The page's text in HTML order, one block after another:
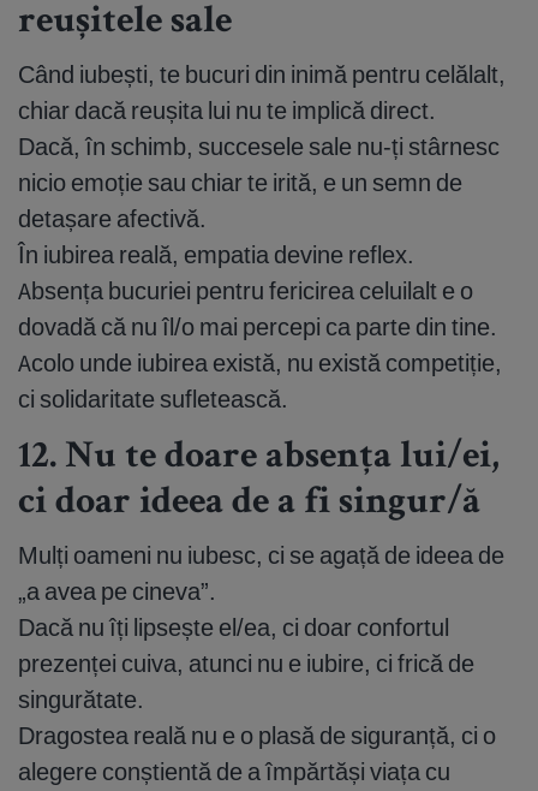
reușitele sale
Când iubești, te bucuri din inimă pentru celălalt,
chiar dacă reușita lui nu te implică direct.
Dacă, în schimb, succesele sale nu-ți stârnesc
nicio emoție sau chiar te irită, e un semn de
detașare afectivă.
În iubirea reală, empatia devine reflex.
Absența bucuriei pentru fericirea celuilalt e o
dovadă că nu îl/o mai percepi ca parte din tine.
Acolo unde iubirea există, nu există competiție,
ci solidaritate sufletească.
12. Nu te doare absența lui/ei,
ci doar ideea de a fi singur/ă
Mulți oameni nu iubesc, ci se agață de ideea de
„a avea pe cineva”.
Dacă nu îți lipsește el/ea, ci doar confortul
prezenței cuiva, atunci nu e iubire, ci frică de
singurătate.
Dragostea reală nu e o plasă de siguranță, ci o
alegere conștientă de a împărtăși viața cu